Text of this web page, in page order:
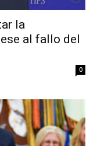
la
al fallo del
0